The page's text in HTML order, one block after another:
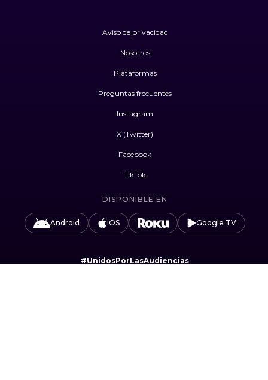
Aviso de privacidad
Nosotros
Plataformas
Preguntas frecuentes
Instagram
X (Twitter)
Facebook
TikTok
DISPONIBLE EN
Android iOS Google TV
#UnidosPorLasAudiencias